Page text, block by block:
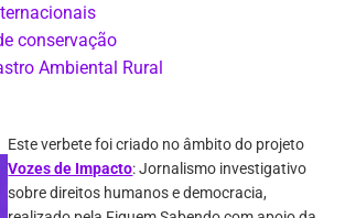
conservação
Ambiental Rural
Este verbete foi criado no âmbito do projeto
Vozes de Impacto: Jornalismo investigativo
sobre direitos humanos e democracia,